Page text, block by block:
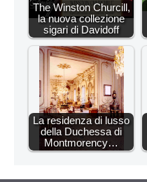
The Winston Churcill,
la nuova collezione
sigari di Davidoff
La residenza di lusso
della Duchessa di
Montmorency…